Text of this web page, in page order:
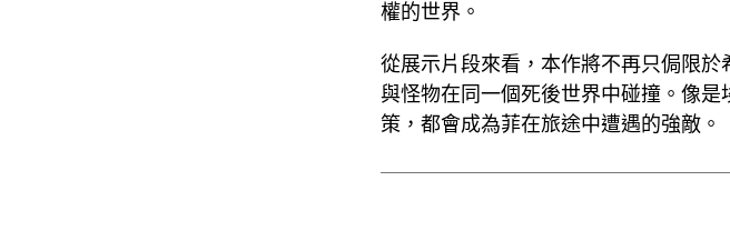
權的世界。
從展示片段來看，本作將不再只侷限
與怪物在同一個死後世界中碰撞。像
策，都會成為菲在旅途中遭遇的強敵。